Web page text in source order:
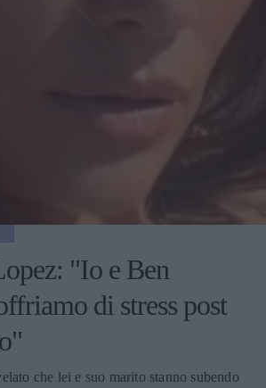
"Io e Ben
di stress post
che lei e suo marito stanno subendo